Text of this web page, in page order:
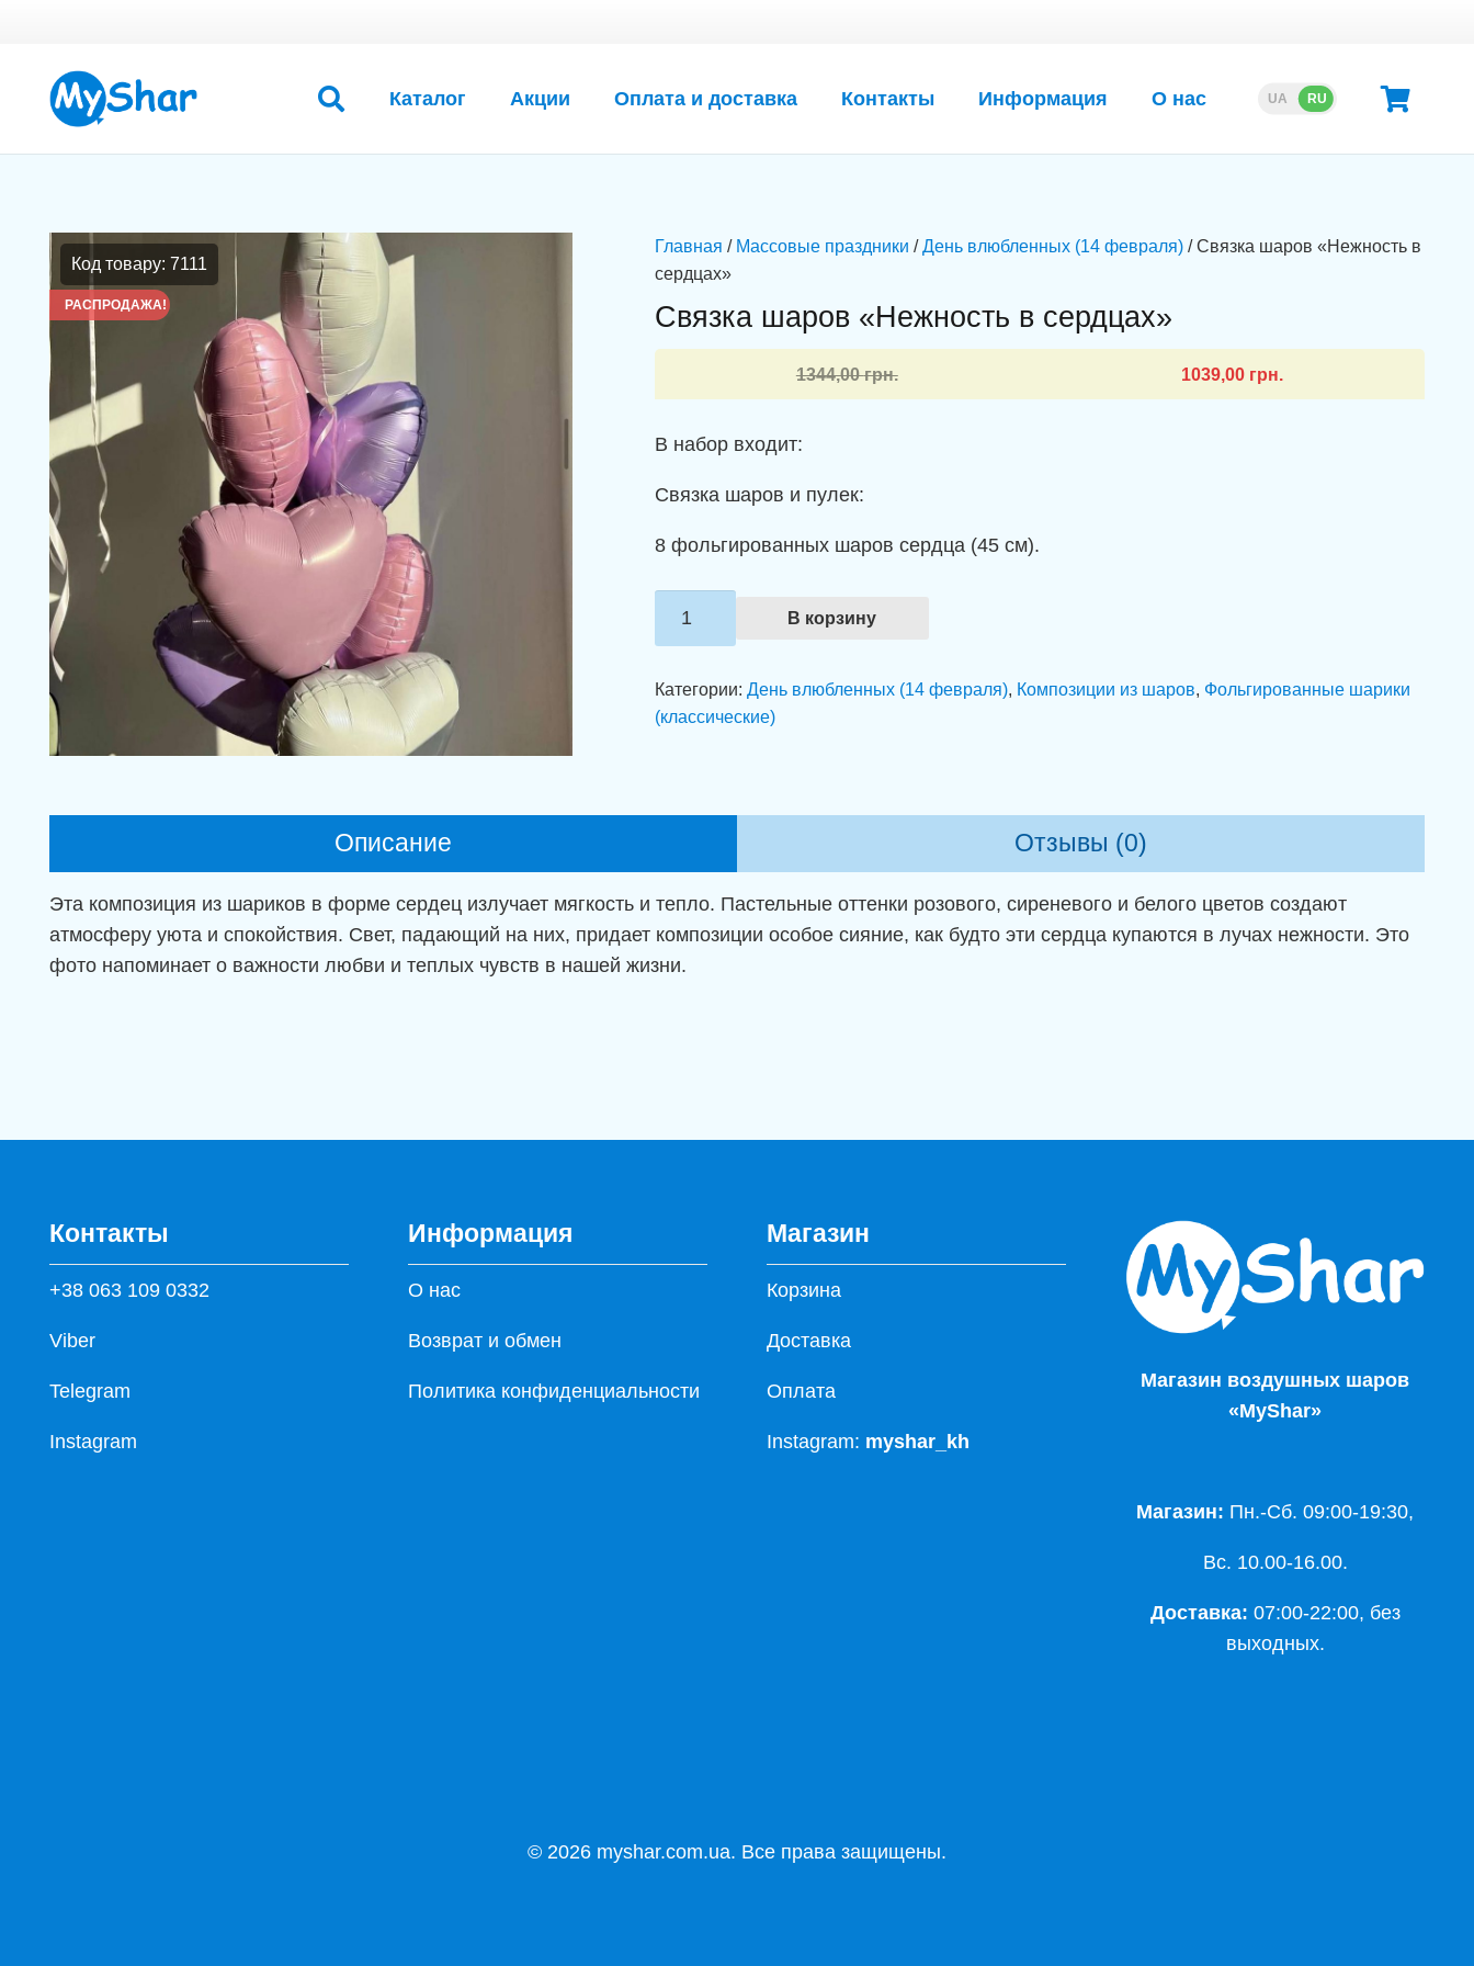
Каталог Акции Оплата и доставка Контакты Информация О нас UA RU
Код товару: 7111
РАСПРОДАЖА!
Главная / Массовые праздники /День влюбленных (14 февраля)/ Связка шаров «Нежность в
сердцах»
Связка шаров «Нежность в сердцах»
1344,00грн.
Первоначальная
цена
составляла
1344,00 грн..
1039,00 грн.
цена:
1039,00 грн..
В набор входит:
Связка шаров и пулек:
8 фольгированных шаров сердца (45 см).
шаров
"Нежность
В корзину
Категории: День влюбленных (14 февраля), Композиции из шаров, Фольгированные шарики
(классические)
Описание Отзывы (0)
Эта композиция из шариков в форме сердец излучает мягкость и тепло. Пастельные оттенки розового, сиреневого и белого цветов создают
атмосферу уюта и спокойствия. Свет, падающий на них, придает композиции особое сияние, как будто эти сердца купаются в лучах нежности. Это
фото напоминает о важности любви и теплых чувств в нашей жизни.
Контакты
+38 063 109 0332
Viber
Telegram
Instagram
Информация
О нас
Возврат и обмен
Политика конфиденциальности
Магазин
Корзина
Доставка
Оплата
Instagram: myshar_kh
Магазин воздушных шаров
«MyShar»
Магазин: Пн.-Сб. 09:00-19:30,
Вс. 10.00-16.00.
Доставка: 07:00-22:00, без
выходных.
© 2026 myshar.com.ua. Все права защищены.